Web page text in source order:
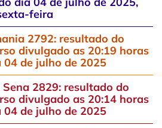
feira
2792: resultado do
divulgado as 20:19 horas
04 de julho de 2025
2829: resultado do
divulgado as 20:14 horas
04 de julho de 2025